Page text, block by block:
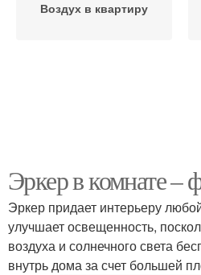
Воздух в квартиру
Эркер в комнате –
Эркер придает интерьеру
улучшает освещенность,
воздуха и солнечного света
внутрь дома за счет большей